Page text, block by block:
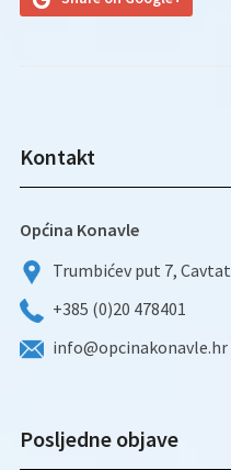
Kontakt
Općina Konavle
Trumbićev put 7, Cavtat
+385 (0)20 478401
info@opcinakonavle.hr
Posljedne objave